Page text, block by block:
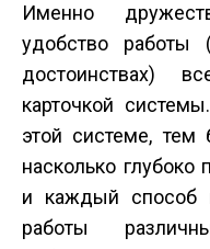
Именно
удобство
достоинствах)
карточкой
этой системе,
насколько
и каждый способ
работы